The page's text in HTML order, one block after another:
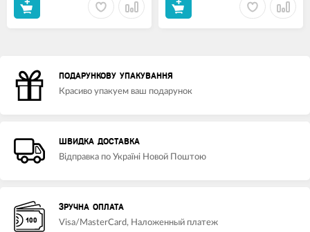
ПОДАРУНКОВУ УПАКУВАННЯ
Красиво упакуем ваш подарунок
ШВИДКА ДОСТАВКА
Відправка по Україні Новой Поштою
ЗРУЧНА ОПЛАТА
Visa/MasterCard, Наложенный платеж